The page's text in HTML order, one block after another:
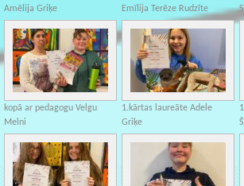
Amēlija Griķe
Emīlija Terēze Rudzīte
kopā ar pedagogu Velgu
Melni
1.kārtas laureāte Adele
Griķe